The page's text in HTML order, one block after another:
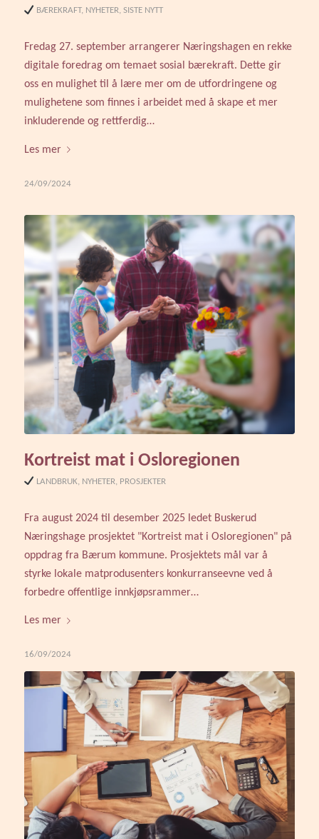
BÆREKRAFT, NYHETER,SISTE NYTT
Fredag 27. september arrangerer Næringshagen en rekke
digitale foredrag om temaet sosial bærekraft. Dette gir
oss en mulighet til å lære mer om de utfordringene og
mulighetene som finnes i arbeidet med å skape et mer
inkluderende og rettferdig…
Les mer
24/09/2024
Kortreist mat i Osloregionen
LANDBRUK, NYHETER, PROSJEKTER
Fra august 2024 til desember 2025 ledet Buskerud
Næringshage prosjektet "Kortreist mat i Osloregionen" på
oppdrag fra Bærum kommune. Prosjektets mål var å
styrke lokale matprodusenters konkurranseevne ved å
forbedre offentlige innkjøpsrammer…
Les mer
16/09/2024